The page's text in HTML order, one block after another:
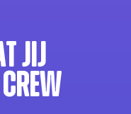
jij